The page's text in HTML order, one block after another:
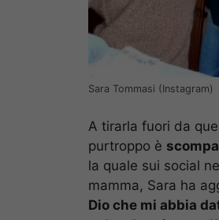
Sara Tommasi (Instagram)
A tirarla fuori da
purtroppo è
la quale sui social
mamma, Sara ha
Dio che mi abbia